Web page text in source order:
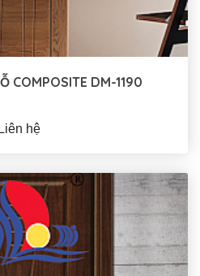
COMPOSITE DM-1190
Liên hệ